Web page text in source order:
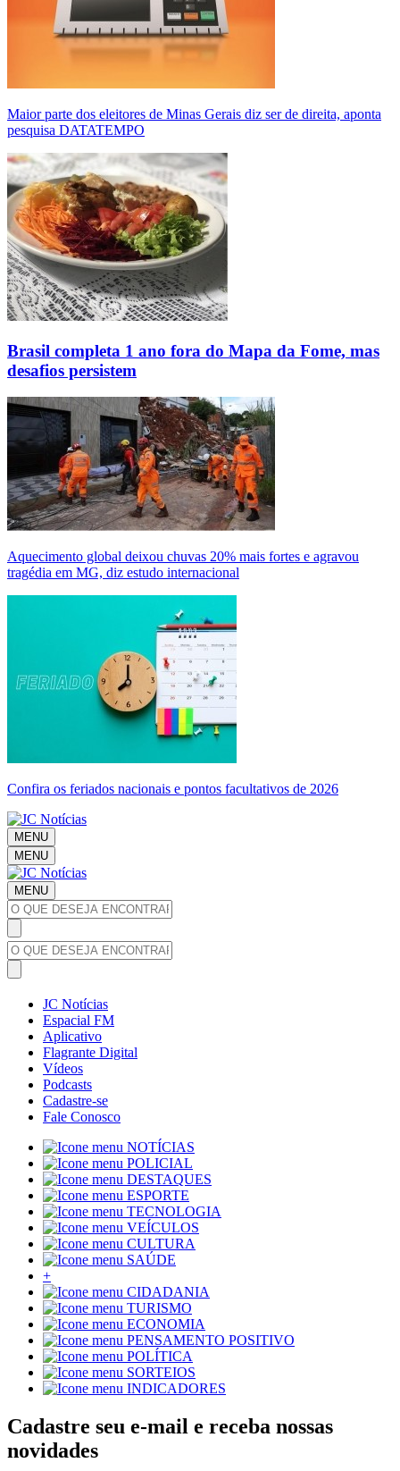
Maior parte dos eleitores de Minas Gerais diz ser de direita, aponta
pesquisa DATATEMPO
Brasil completa 1 ano fora do Mapa da Fome, mas
desafios persistem
Aquecimento global deixou chuvas 20% mais fortes e agravou
tragédia em MG, diz estudo internacional
Confira os feriados nacionais e pontos facultativos de 2026
MENU
MENU
MENU
JC Notícias
Espacial FM
Aplicativo
Flagrante Digital
Vídeos
Podcasts
Cadastre-se
Fale Conosco
NOTÍCIAS
POLICIAL
DESTAQUES
ESPORTE
TECNOLOGIA
VEÍCULOS
CULTURA
SAÚDE
+
CIDADANIA
TURISMO
ECONOMIA
PENSAMENTO POSITIVO
POLÍTICA
SORTEIOS
INDICADORES
Cadastre seu e-mail e receba nossas
novidades